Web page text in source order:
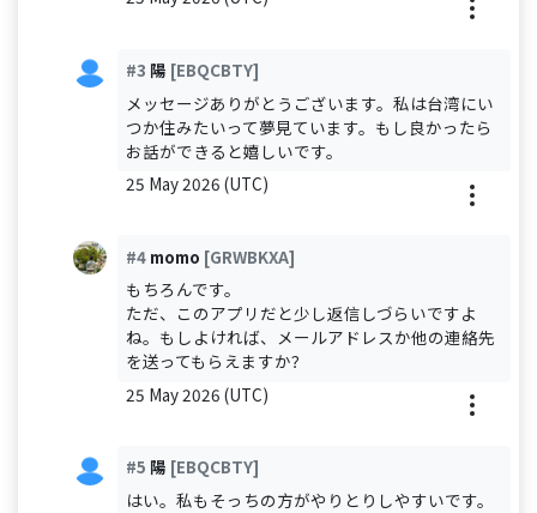
#3 陽 [EBQCBTY]
メッセージありがとうございます。私は台湾にい
つか住みたいって夢見ています。もし良かったら
お話ができると嬉しいです。
25 May 2026 (UTC)
#4 momo [GRWBKXA]
もちろんです。
ただ、このアプリだと少し返信しづらいですよ
ね。もしよければ、メールアドレスか他の連絡先
を送ってもらえますか？
25 May 2026 (UTC)
#5 陽 [EBQCBTY]
はい。私もそっちの方がやりとりしやすいです。